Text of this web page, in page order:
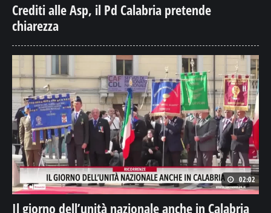
Crediti alle Asp, il Pd Calabria pretende
chiarezza
02:02
Il giorno dell’unità nazionale anche in Calabria